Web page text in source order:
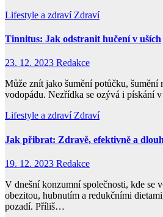
Lifestyle a zdraví Zdraví
Tinnitus: Jak odstranit hučení v uších
23. 12. 2023 Redakce
Může znít jako šumění potůčku, šumění
vodopádu. Nezřídka se ozývá i pískání
Lifestyle a zdraví Zdraví
Jak přibrat: Zdravě, efektivně a
19. 12. 2023 Redakce
V dnešní konzumní společnosti, kde se
obezitou, hubnutím a redukčními
pozadí. Příliš…